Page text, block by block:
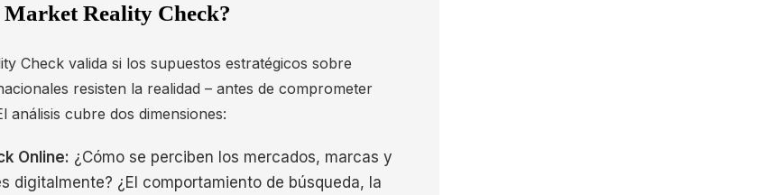
Market Reality Check?
Check valida si los supuestos estratégicos sobre
resisten la realidad – antes de comprometer
análisis cubre dos dimensiones:
Online: ¿Cómo se perciben los mercados, marcas y
digitalmente? ¿El comportamiento de búsqueda, la